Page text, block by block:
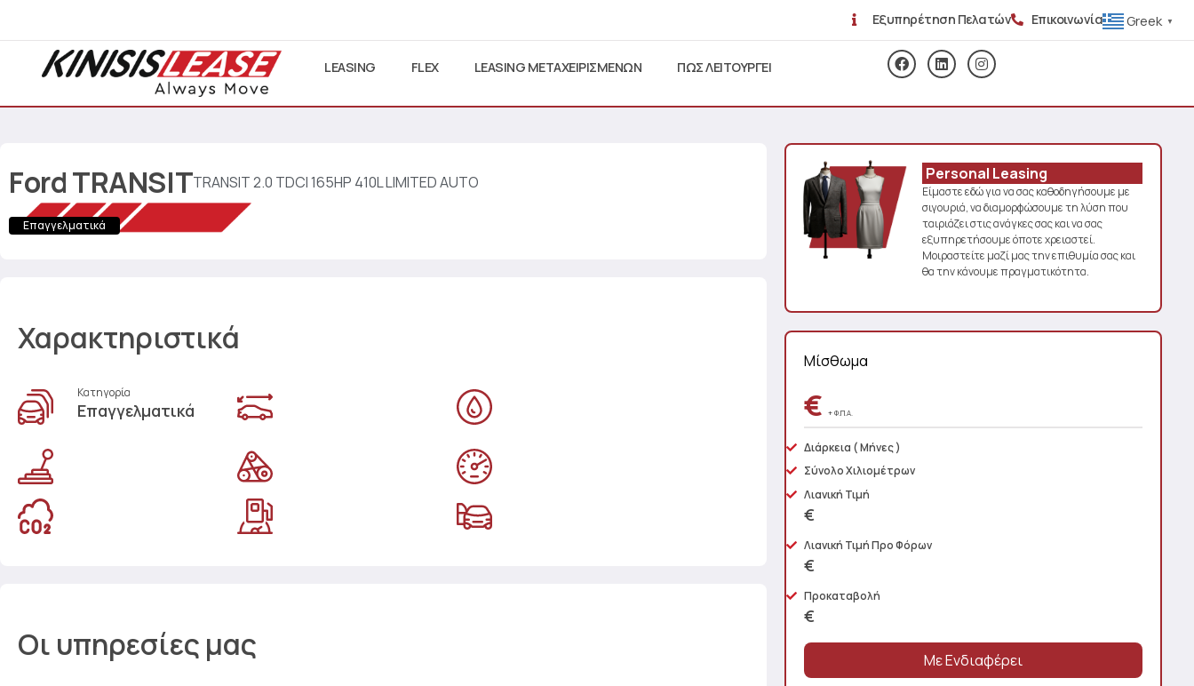
Εξυπηρέτηση Πελατών Επικοινωνία Greek ▼
LEASING FLEX LEASING ΜΕΤΑΧΕΙΡΙΣΜΕΝΩΝ ΠΩΣ ΛΕΙΤΟΥΡΓΕΙ
FordTRANSITTRANSIT 2.0 TDCI 165HP 410L LIMITED AUTO
Επαγγελματικά
Χαρακτηριστικά
Κατηγορία
Επαγγελματικά
Οι υπηρεσίες μας
Personal Leasing
Είμαστε εδώ για να σας καθοδηγήσουμε με
σιγουριά, να διαμορφώσουμε τη λύση που
ταιριάζει στις ανάγκες σας και να σας
εξυπηρετήσουμε όποτε χρειαστεί.
Μοιραστείτε μαζί μας την επιθυμία σας και
θα την κάνουμε πραγματικότητα.
Μίσθωμα
€+ Φ.Π.Α.
Διάρκεια ( Μήνες )
Σύνολο Χιλιομέτρων
Λιανική Τιμή
€
Λιανική Τιμή Προ Φόρων
€
Προκαταβολή
€